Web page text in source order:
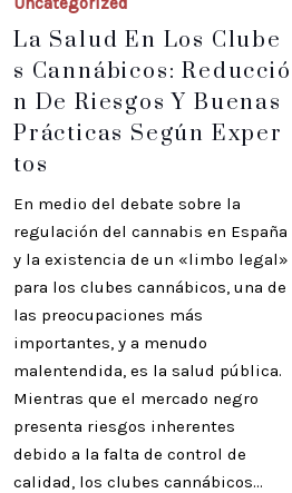
La Salud En Los Clube
S Cannábicos: Reducció
N De Riesgos Y Buenas
Prácticas Según Exper
Tos
En medio del debate sobre la
regulación del cannabis en España
y la existencia de un «limbo legal»
para los clubes cannábicos, una de
las preocupaciones más
importantes, y a menudo
malentendida, es la salud pública.
Mientras que el mercado negro
presenta riesgos inherentes
debido a la falta de control de
calidad, los clubes cannábicos…